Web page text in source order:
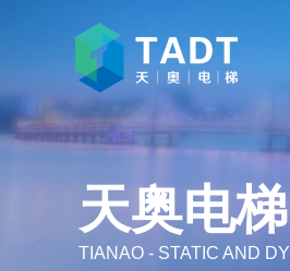
天奥电
TIANAO - STATIC AND